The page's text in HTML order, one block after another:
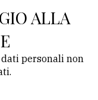
ALLA
personali non